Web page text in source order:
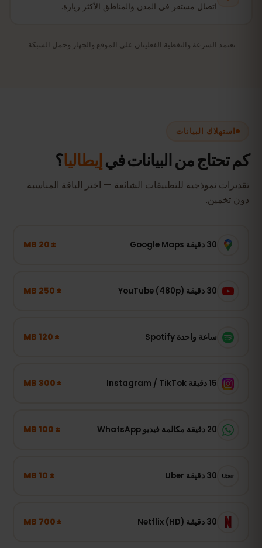
اتصال مستقر في المدن والمناطق الأكثر زيارة.
تعتمد السرعة والتغطية الفعليتان على الموقع والجهاز وحمل الشبكة.
استهلاك البيانات
كم تحتاج من البيانات فيإيطاليا؟
تقديرات نموذجية للتطبيقات الشائعة — اختر الباقة المناسبة
دون تخمين.
30 دقيقة Google Maps ± 20 MB
30 دقيقة YouTube (480p) ± 250 MB
ساعة واحدة Spotify ± 120 MB
15 دقيقة Instagram / TikTok ± 300 MB
20 دقيقة مكالمة فيديو WhatsApp ± 100 MB
30 دقيقة Uber ± 10 MB
30 دقيقة Netflix (HD) ± 700 MB